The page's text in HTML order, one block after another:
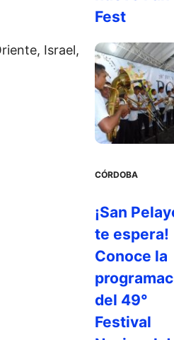
Israel,
Fest
CÓRDOBA
¡San
te espera!
Conoce la
del 49°
Festival